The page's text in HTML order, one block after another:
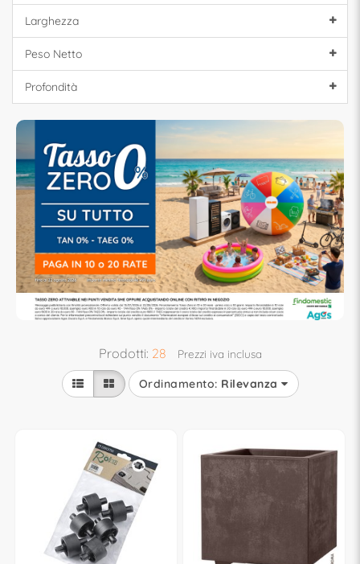
Larghezza
Peso Netto
Profondità
Prodotti: 28 Prezzi iva inclusa
Ordinamento: Rilevanza